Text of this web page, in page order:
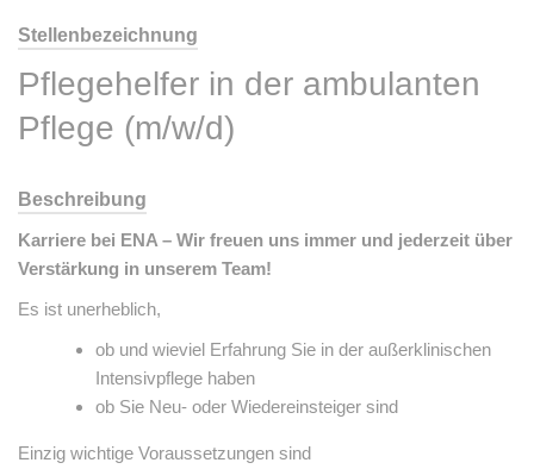
Stellenbezeichnung
Pflegehelfer in der ambulanten
Pflege (m/w/d)
Beschreibung
Karriere bei ENA – Wir freuen uns immer und jederzeit über
Verstärkung in unserem Team!
Es ist unerheblich,
ob und wieviel Erfahrung Sie in der außerklinischen
Intensivpflege haben
ob Sie Neu- oder Wiedereinsteiger sind
Einzig wichtige Voraussetzungen sind